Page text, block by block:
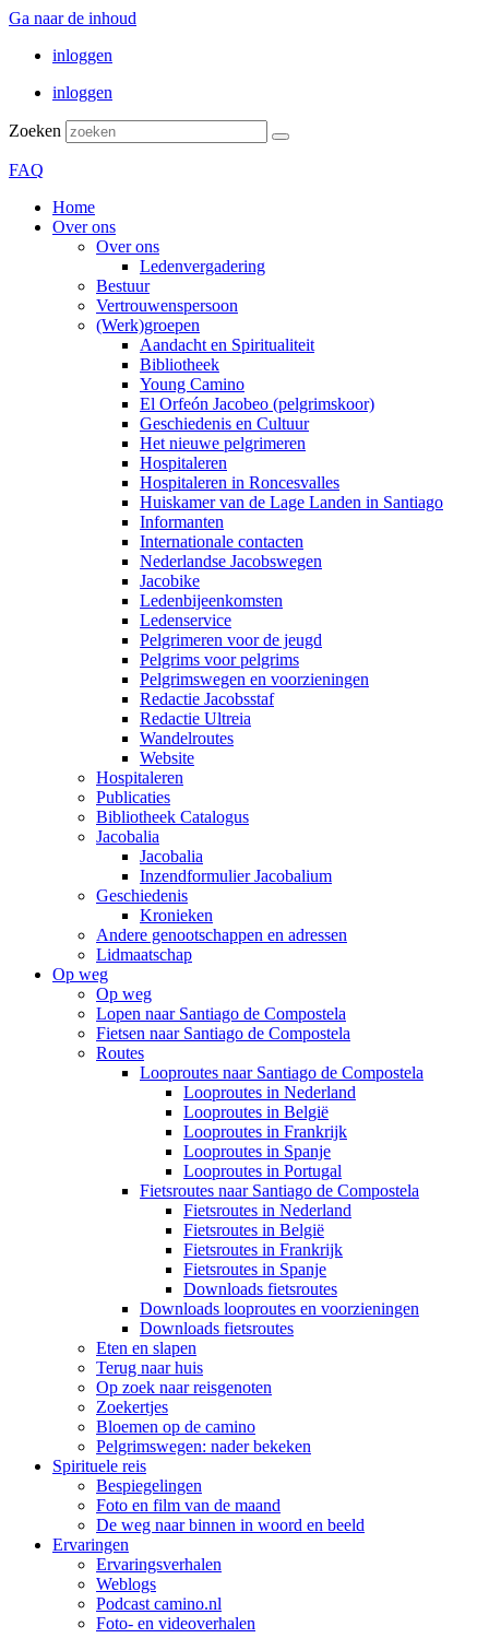
Ga naar de inhoud
inloggen
inloggen
Zoeken
FAQ
Home
Over ons
Over ons
Ledenvergadering
Bestuur
Vertrouwenspersoon
(Werk)groepen
Aandacht en Spiritualiteit
Bibliotheek
Young Camino
El Orfeón Jacobeo (pelgrimskoor)
Geschiedenis en Cultuur
Het nieuwe pelgrimeren
Hospitaleren
Hospitaleren in Roncesvalles
Huiskamer van de Lage Landen in Santiago
Informanten
Internationale contacten
Nederlandse Jacobswegen
Jacobike
Ledenbijeenkomsten
Ledenservice
Pelgrimeren voor de jeugd
Pelgrims voor pelgrims
Pelgrimswegen en voorzieningen
Redactie Jacobsstaf
Redactie Ultreia
Wandelroutes
Website
Hospitaleren
Publicaties
Bibliotheek Catalogus
Jacobalia
Jacobalia
Inzendformulier Jacobalium
Geschiedenis
Kronieken
Andere genootschappen en adressen
Lidmaatschap
Op weg
Op weg
Lopen naar Santiago de Compostela
Fietsen naar Santiago de Compostela
Routes
Looproutes naar Santiago de Compostela
Looproutes in Nederland
Looproutes in België
Looproutes in Frankrijk
Looproutes in Spanje
Looproutes in Portugal
Fietsroutes naar Santiago de Compostela
Fietsroutes in Nederland
Fietsroutes in België
Fietsroutes in Frankrijk
Fietsroutes in Spanje
Downloads fietsroutes
Downloads looproutes en voorzieningen
Downloads fietsroutes
Eten en slapen
Terug naar huis
Op zoek naar reisgenoten
Zoekertjes
Bloemen op de camino
Pelgrimswegen: nader bekeken
Spirituele reis
Bespiegelingen
Foto en film van de maand
De weg naar binnen in woord en beeld
Ervaringen
Ervaringsverhalen
Weblogs
Podcast camino.nl
Foto- en videoverhalen